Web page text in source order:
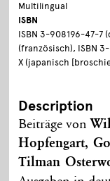
Multilingual
ISBN
ISBN 3-908196-47-7
(französisch), ISBN
X (japanisch
Description
Beiträge von
Hopfengart,
Tilman